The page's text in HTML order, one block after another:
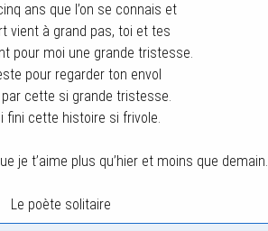
ans que l’on se connais et
vient à grand pas, toi et tes
pour moi une grande tristesse.
pour regarder ton envol
par cette si grande tristesse.
fini cette histoire si frivole.
je t’aime plus qu’hier et moins que demain.
Le poète solitaire